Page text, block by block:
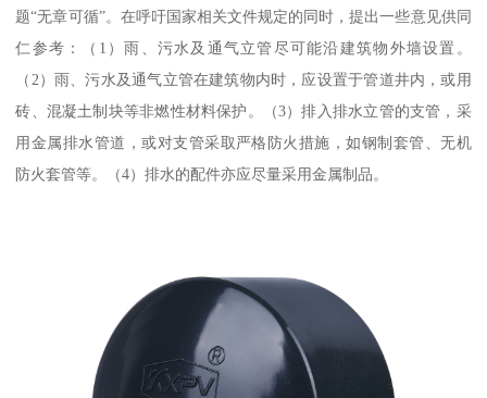
题“无章可循”。在呼吁国家相关文件规定的同时，提出一些意见供同
仁参考：（1）雨、污水及通气立管尽可能沿建筑物外墙设置。
（2）雨、污水及通气立管在建筑物内时，应设置于管道井内，或用
砖、混凝土制块等非燃性材料保护。（3）排入排水立管的支管，采
用金属排水管道，或对支管采取严格防火措施，如钢制套管、无机
防火套管等。（4）排水的配件亦应尽量采用金属制品。